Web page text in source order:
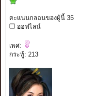
คะแนนกลอนของผู้นี้ 35
ออฟไลน์
เพศ:
กระทู้: 213